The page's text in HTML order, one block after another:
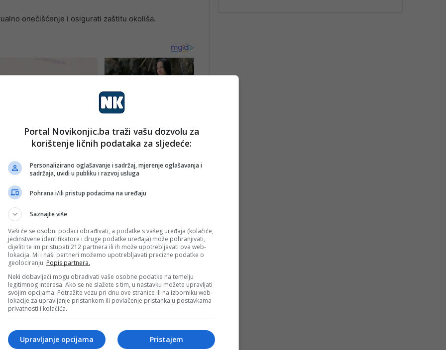
onečišćenje i osigurati zaštitu okoliša.
budući da se, prema dostupnim informacijama, radi
trasi autoceste.
navode s terena i poduzmu odgovarajuće mjere,
do njihova usklađivanja s propisima i
Portal Novikonjic.ba traži vašu dozvolu za
korištenje ličnih podataka za sljedeće:
Personalizirano oglašavanje i sadržaj, mjerenje oglašavanja i
sadržaja, uvidi u publiku i razvoj usluga
Pohrana i/ili pristup podacima na uređaju
Saznajte više
Vaši će se osobni podaci obrađivati, a podatke s vašeg uređaja (kolačiće,
jedinstvene identifikatore i druge podatke uređaja) može pohranjivati,
dijeliti te im pristupati 212 partnera ili ih može upotrebljavati ova web-
lokacija. Mi i naši partneri možemo upotrebljavati precizne podatke o
geolociranju. Popis partnera.
Neki dobavljači mogu obrađivati vaše osobne podatke na temelju
legitimnog interesa. Ako se ne slažete s tim, u nastavku možete upravljati
svojim opcijama. Potražite vezu pri dnu ove stranice ili na izborniku web-
lokacije za upravljanje pristankom ili povlačenje pristanka u postavkama
privatnosti i kolačića.
Pristajem
Upravljanje opcijama